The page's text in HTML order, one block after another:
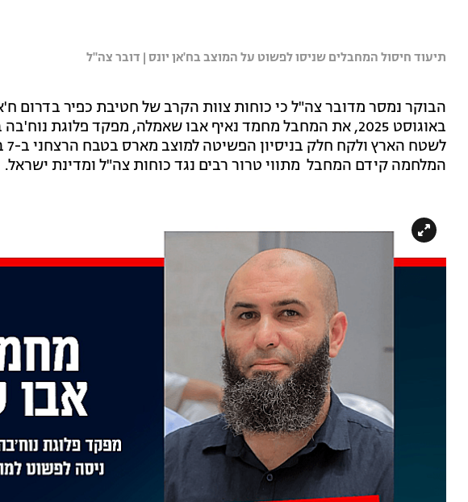
תיעוד חיסול המחבלים שניסו לפשוט על המוצב בח'אן יונס | דובר צה"ל
באוגוסט 2025, את המחבל מחמד נאיף אבו שאמלה, מפקד פלוגת
המלחמה קידם המחבל מתווי טרור רבים נגד כוחות צה"ל ומדינת ישראל.